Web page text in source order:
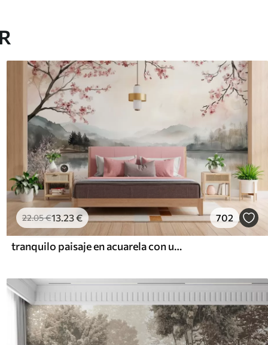
22.05€13.23€ 702
tranquilo paisaje en acuarela con un lago y un árbol en flor